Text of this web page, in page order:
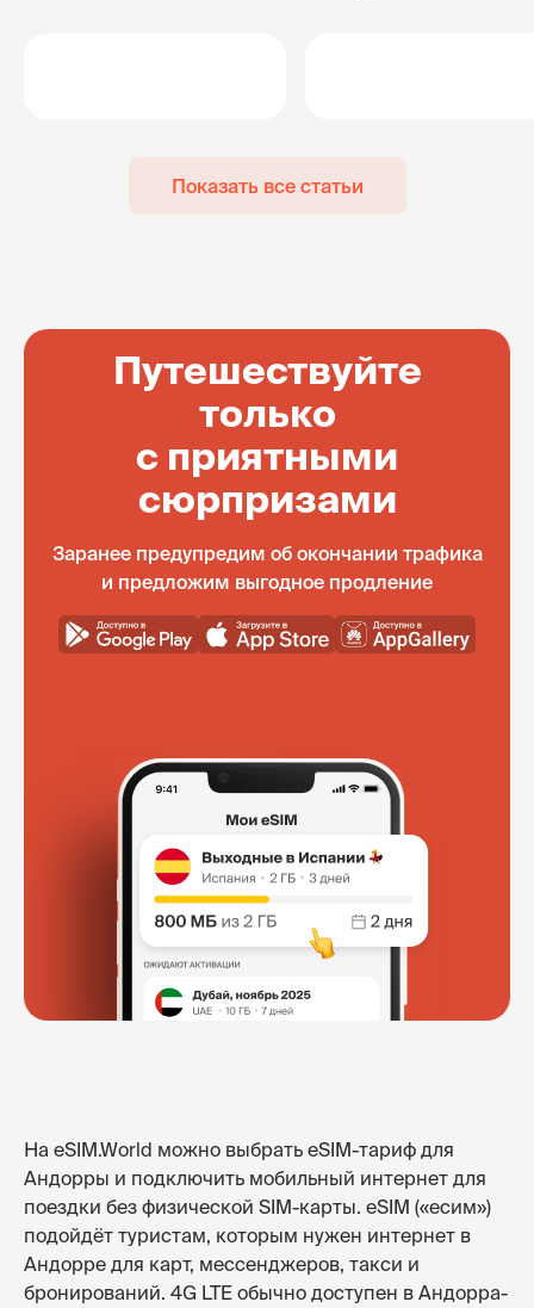
Показать все статьи
Путешествуйте
только
с приятными
сюрпризами
Заранее предупредим об окончании трафика
и предложим выгодное продление
На eSIM.World можно выбрать eSIM-тариф для
Андорры и подключить мобильный интернет для
поездки без физической SIM-карты. eSIM («есим»)
подойдёт туристам, которым нужен интернет в
Андорре для карт, мессенджеров, такси и
бронирований. 4G LTE обычно доступен в Андорра-